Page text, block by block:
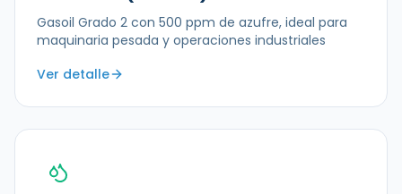
Gasoil Grado 2 con 500 ppm de azufre, ideal para
maquinaria pesada y operaciones industriales
Ver detalle